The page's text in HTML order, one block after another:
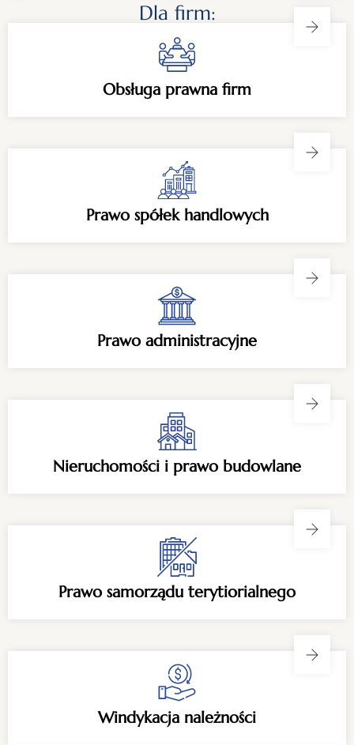
Dla firm:
Obsługa prawna firm
Prawo spółek handlowych
Prawo administracyjne
Nieruchomości i prawo budowlane
Prawo samorządu terytiorialnego
Windykacja należności